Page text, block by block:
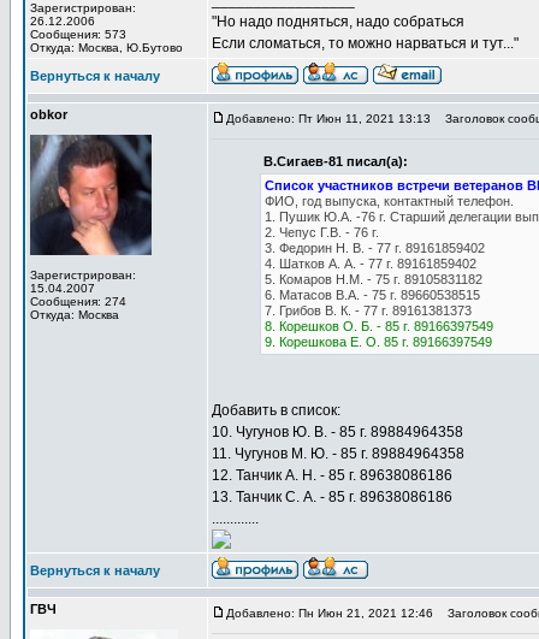
Зарегистрирован:
26.12.2006
Сообщения: 573
Откуда: Москва, Ю.Бутово
"Но надо подняться, надо собраться
Если сломаться, то можно нарваться и тут..."
Вернуться к началу
obkor
Зарегистрирован:
15.04.2007
Сообщения: 274
Откуда: Москва
Добавлено: Пт Июн 11, 2021 13:13 Заголовок
В.Сигаев-81 писал(а):
Список участников встречи
ФИО, год выпуска, контактный телефон.
1. Пушик Ю.А. -76 г. Старший делегации
2. Чепус Г.В. - 76 г.
3. Федорин Н. В. - 77 г. 89161859402
4. Шатков А. А. - 77 г. 89161859402
5. Комаров Н.М. - 75 г. 89105831182
6. Матасов В.А. - 75 г. 89660538515
7. Грибов В. К. - 77 г. 89161381373
8. Корешков О. Б. - 85 г. 89166397549
9. Корешкова Е. О. 85 г. 89166397549
Добавить в список:
10. Чугунов Ю. В. - 85 г. 89884964358
11. Чугунов М. Ю. - 85 г. 89884964358
12. Танчик А. Н. - 85 г. 89638086186
13. Танчик С. А. - 85 г. 89638086186
.............
Вернуться к началу
ГВЧ Добавлено: Пн Июн 21, 2021 12:46 Заголовок